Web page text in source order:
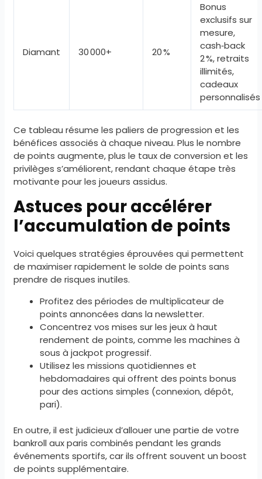
Diamant 30 000+ 20 %
Bonus
exclusifs sur
mesure,
cash‑back
2 %, retraits
illimités,
cadeaux
personnalisés
Ce tableau résume les paliers de progression et les
bénéfices associés à chaque niveau. Plus le nombre
de points augmente, plus le taux de conversion et les
privilèges s’améliorent, rendant chaque étape très
motivante pour les joueurs assidus.
Astuces pour accélérer
l’accumulation de points
Voici quelques stratégies éprouvées qui permettent
de maximiser rapidement le solde de points sans
prendre de risques inutiles.
Profitez des périodes de multiplicateur de
points annoncées dans la newsletter.
Concentrez vos mises sur les jeux à haut
rendement de points, comme les machines à
sous à jackpot progressif.
Utilisez les missions quotidiennes et
hebdomadaires qui offrent des points bonus
pour des actions simples (connexion, dépôt,
pari).
En outre, il est judicieux d’allouer une partie de votre
bankroll aux paris combinés pendant les grands
événements sportifs, car ils offrent souvent un boost
de points supplémentaire.